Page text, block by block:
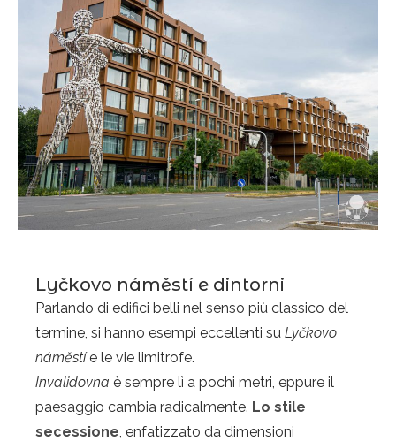
Lyčkovo náměstí e dintorni
Parlando di edifici belli nel senso più classico del
termine, si hanno esempi eccellenti su Lyčkovo
náměstíe le vie limitrofe.
Invalidovna è sempre lì a pochi metri, eppure il
paesaggio cambia radicalmente. Lo stile
secessione, enfatizzato da dimensioni